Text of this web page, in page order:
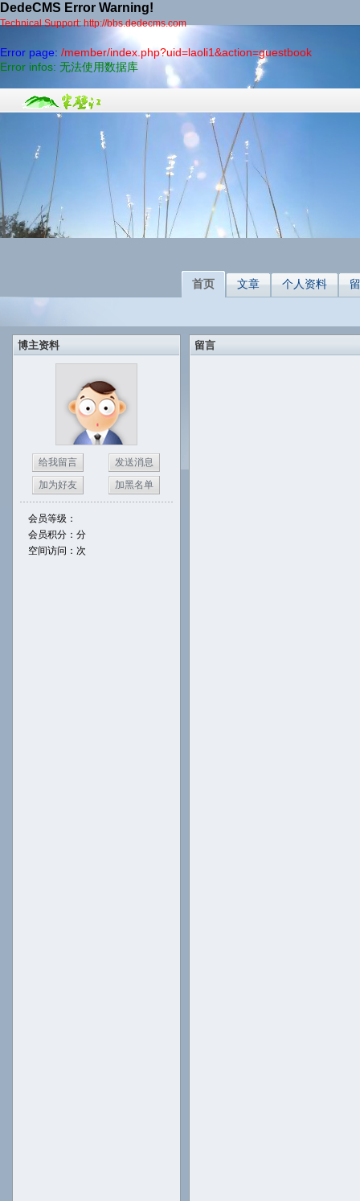
DedeCMS Error Warning!
Technical Support: http://bbs.dedecms.com
Error page: /member/index.php?uid=laoli1&action=guestbook
Error infos: 无法使用数据库
首页 文章 个人资料
博主资料
给我留言
发送消息
加为好友
加黑名单
会员等级：
会员积分：分
空间访问：次
留言